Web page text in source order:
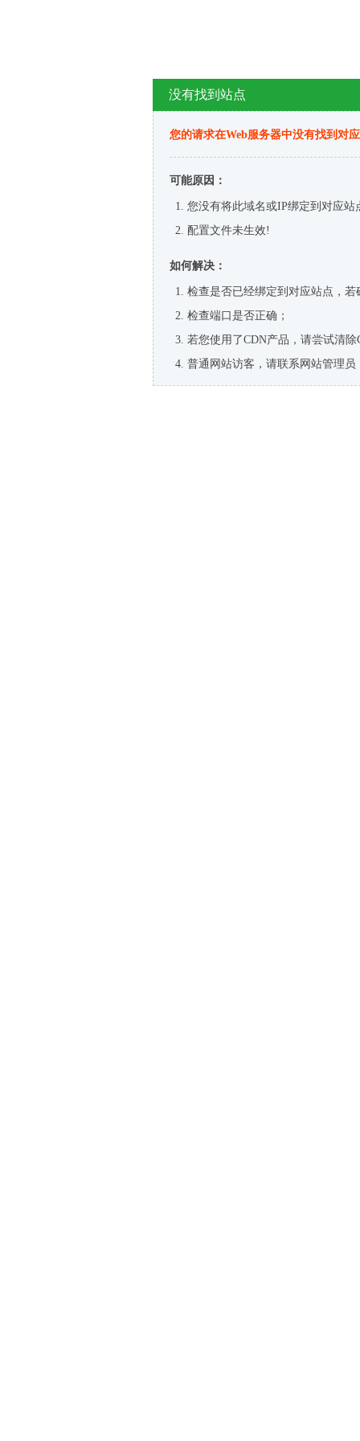
没有找到站点
您的请求在Web服务器中没有找到对
可能原因：
您没有将此域名或IP绑定到对应站
配置文件未生效!
如何解决：
检查是否已经绑定到对应站点，
检查端口是否正确；
若您使用了CDN产品，请尝试清除
普通网站访客，请联系网站管理员